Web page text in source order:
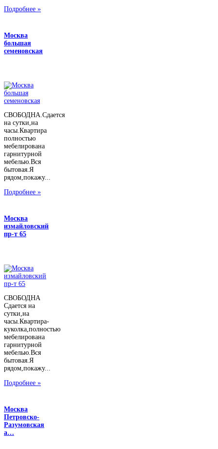
Подробнее »
Москва
большая
семеновская
СВОБОДНА.Сдается
на сутки,на
часы.Квартира
полностью
мебелирована
гарнитурной
мебелью.Вся
бытовая.Я
рядом,покажу...
Подробнее »
Москва
измайловский
пр-т 65
СВОБОДНА
Сдается на
сутки,на
часы.Квартира-
куколка,полностью
мебелирована
гарнитурной
мебелью.Вся
бытовая.Я
рядом,покажу...
Подробнее »
Москва
Петровско-
Разумовская
а…